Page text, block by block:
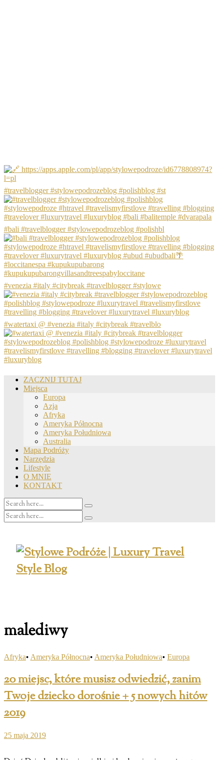
#travelblogger #stylowepodrozeblog #polishblog #st
#bali #travelblogger #stylowepodrozeblog #polishbl
#venezia #italy #citybreak #travelblogger #stylowe
#watertaxi @ #venezia #italy #citybreak #travelblo
ZACZNIJ TUTAJ
Miejsca
Europa
Azja
Afryka
Ameryka Północna
Ameryka Południowa
Australia
Mapa Podróży
Narzędzia
Lifestyle
O MNIE
KONTAKT
malediwy
Afryka• Ameryka Północna• Ameryka Południowa• Europa
20 miejsc, które musisz odwiedzić, zanim
Twoje dziecko dorośnie + 5 nowych hitów
2019
25 maja 2019